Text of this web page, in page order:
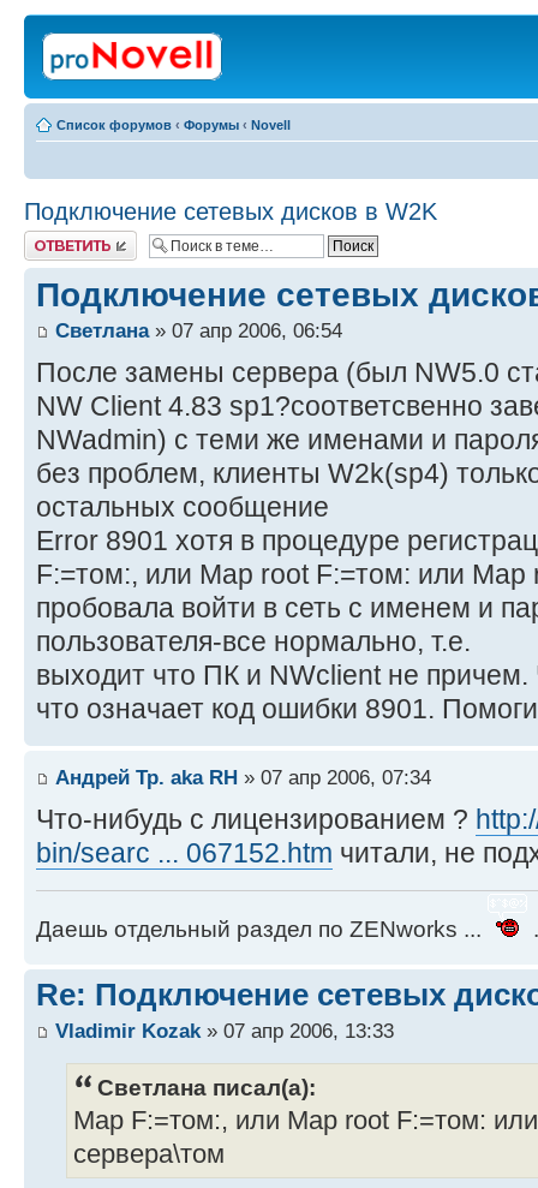
Список форумов ‹ Форумы ‹ Novell
Подключение сетевых дисков в W2K
Ответить
Подключение сетевых
Светлана» 07 апр 2006, 06:54
После замены сервера (был NW5.0
NW Client 4.83 sp1?соответсвенно
NWadmin) с теми же именами и
без проблем, клиенты W2k(sp4)
остальных сообщение
Error 8901 хотя в процедуре
F:=том:, или Map root F:=том: или
пробовала войти в сеть с именем и
пользователя-все нормально, т.е.
выходит что ПК и NWclient не
что означает код ошибки 8901.
Андрей Тр. aka RH » 07 апр 2006, 07:34
Что-нибудь с лицензированием ?
bin/searc ... 067152.htm читали, не
Даешь отдельный раздел по ZENworks ...
Re: Подключение сетевых
Vladimir Kozak » 07 апр 2006, 13:33
Светлана писал(а):
Map F:=том:, или Map root F:=том:
сервера\том